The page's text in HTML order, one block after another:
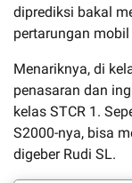
diprediksi bakal
pertarungan
Menariknya, di
penasaran dan
kelas STCR 1.
S2000-nya, bisa
digeber Rudi SL.